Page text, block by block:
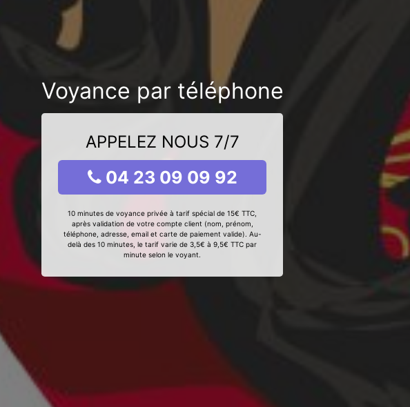
Voyance par téléphone
APPELEZ NOUS 7/7
04 23 09 09 92
10 minutes de voyance privée à tarif spécial de 15€ TTC,
après validation de votre compte client (nom, prénom,
téléphone, adresse, email et carte de paiement valide). Au-
delà des 10 minutes, le tarif varie de 3,5€ à 9,5€ TTC par
minute selon le voyant.